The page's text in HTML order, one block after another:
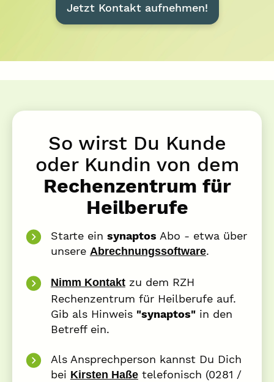
Jetzt Kontakt aufnehmen!
So wirst Du Kunde
oder Kundin von dem
Rechenzentrum für
Heilberufe
Starte ein synaptos Abo - etwa über
unsere Abrechnungssoftware.
Nimm Kontaktzu dem RZH
Rechenzentrum für Heilberufe auf.
Gib als Hinweis "synaptos"in den
Betreff ein.
Als Ansprechperson kannst Du Dich
bei Kirsten Haßetelefonisch (0281 /